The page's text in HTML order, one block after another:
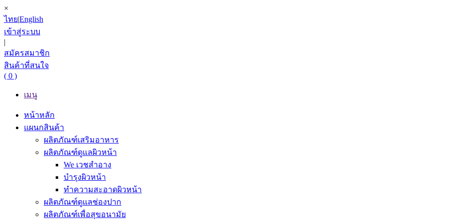
×
ไทย|English
เข้าสู่ระบบ
|
สมัครสมาชิก
สินค้าที่สนใจ
( 0 )
เมนู
หน้าหลัก
แผนกสินค้า
ผลิตภัณฑ์เสริมอาหาร
ผลิตภัณฑ์ดูแลผิวหน้า
We เวชสำอาง
บำรุงผิวหน้า
ทำความสะอาดผิวหน้า
ผลิตภัณฑ์ดูแลช่องปาก
ผลิตภัณฑ์เพื่อสุขอนามัย